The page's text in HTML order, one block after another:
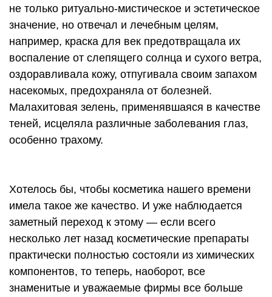
не только ритуально-мистическое и эстетическое
значение, но отвечал и лечебным целям,
например, краска для век предотвращала их
воспаление от слепящего солнца и сухого ветра,
оздоравливала кожу, отпугивала своим запахом
насекомых, предохраняла от болезней.
Малахитовая зелень, применявшаяся в качестве
теней, исцеляла различные заболевания глаз,
особенно трахому.
Хотелось бы, чтобы косметика нашего времени
имела такое же качество. И уже наблюдается
заметный переход к этому — если всего
несколько лет назад косметические препараты
практически полностью состояли из химических
компонентов, то теперь, наоборот, все
знаменитые и уважаемые фирмы все больше